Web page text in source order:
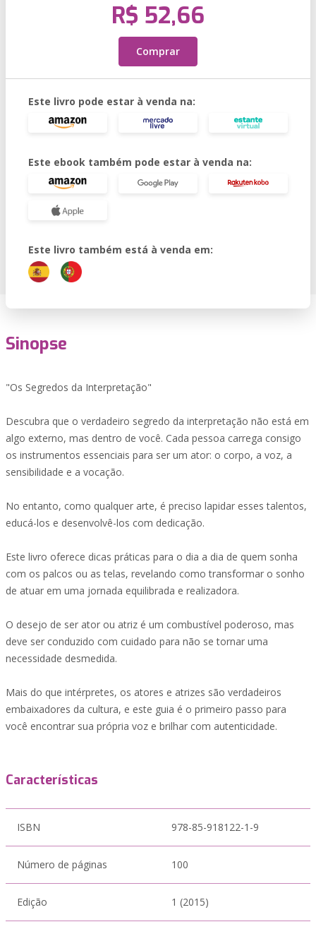
R$ 52,66
Comprar
Este livro pode estar à venda na:
Este ebook também pode estar à venda na:
Este livro também está à venda em:
Sinopse
"Os Segredos da Interpretação"
Descubra que o verdadeiro segredo da interpretação não está em
algo externo, mas dentro de você. Cada pessoa carrega consigo
os instrumentos essenciais para ser um ator: o corpo, a voz, a
sensibilidade e a vocação.
No entanto, como qualquer arte, é preciso lapidar esses talentos,
educá-los e desenvolvê-los com dedicação.
Este livro oferece dicas práticas para o dia a dia de quem sonha
com os palcos ou as telas, revelando como transformar o sonho
de atuar em uma jornada equilibrada e realizadora.
O desejo de ser ator ou atriz é um combustível poderoso, mas
deve ser conduzido com cuidado para não se tornar uma
necessidade desmedida.
Mais do que intérpretes, os atores e atrizes são verdadeiros
embaixadores da cultura, e este guia é o primeiro passo para
você encontrar sua própria voz e brilhar com autenticidade.
Características
ISBN 978-85-918122-1-9
Número de páginas 100
Edição 1 (2015)